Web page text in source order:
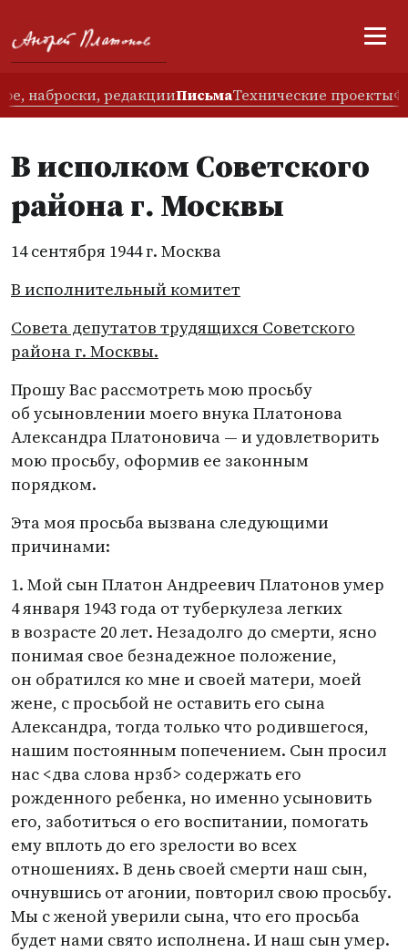
наброски, редакцииПисьмаТехнические проекты
В исполком Советского
района г. Москвы
14 сентября 1944 г. Москва
В исполнительный комитет
Совета депутатов трудящихся Советского
района г. Москвы.
Прошу Вас рассмотреть мою просьбу
об усыновлении моего внука Платонова
Александра Платоновича — и удовлетворить
мою просьбу, оформив ее законным
порядком.
Эта моя просьба вызвана следующими
причинами:
1. Мой сын Платон Андреевич Платонов умер
4 января 1943 года от туберкулеза легких
в возрасте 20 лет. Незадолго до смерти, ясно
понимая свое безнадежное положение,
он обратился ко мне и своей матери, моей
жене, с просьбой не оставить его сына
Александра, тогда только что родившегося,
нашим постоянным попечением. Сын просил
нас <два слова нрзб> содержать его
рожденного ребенка, но именно усыновить
его, заботиться о его воспитании, помогать
ему вплоть до его зрелости во всех
отношениях. В день своей смерти наш сын,
очнувшись от агонии, повторил свою просьбу.
Мы с женой уверили сына, что его просьба
будет нами свято исполнена. И наш сын умер.